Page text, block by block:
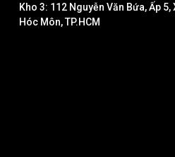
Kho 3: 112 Nguyễn Văn Bứa, Ấp 5,
Hóc Môn, TP.HCM